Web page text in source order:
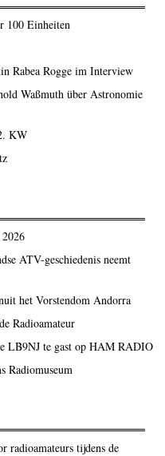
100 Einheiten
Rabea Rogge im Interview
Waßmuth über Astronomie
KW
ATV-geschiedenis neemt
het Vorstendom Andorra
Radioamateur
LB9NJ te gast op HAM RADIO
Radiomuseum
radioamateurs tijdens de